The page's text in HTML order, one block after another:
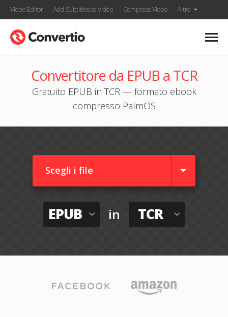
Video Editor Add Subtitles to Video Compress Video Altro
Convertitore da EPUB a TCR
Gratuito EPUB in TCR — formato ebook
compresso PalmOS
Scegli i file
EPUB in TCR